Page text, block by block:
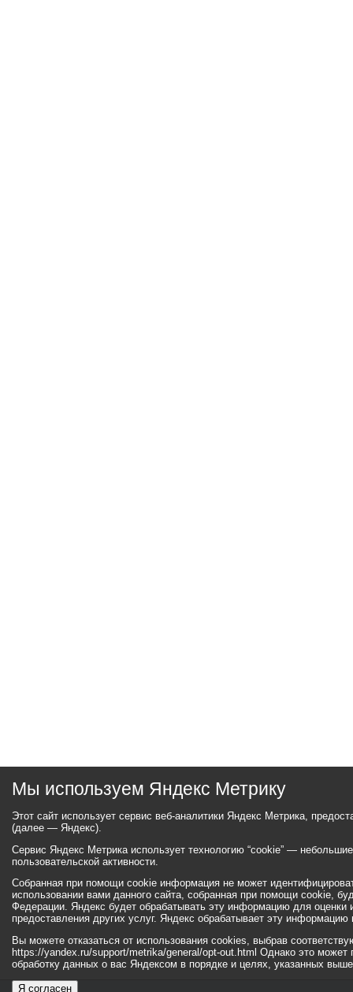
Мы используем Яндекс Метрику
Этот сайт использует сервис веб-аналитики Яндекс Метрика,
(далее — Яндекс).
Сервис Яндекс Метрика использует технологию “cookie” —
пользовательской активности.
Собранная при помощи cookie информация не может
использовании вами данного сайта, собранная при помощи cookie,
Федерации. Яндекс будет обрабатывать эту информацию для оценки
предоставления других услуг. Яндекс обрабатывает эту
Вы можете отказаться от использования cookies, выбрав
https://yandex.ru/support/metrika/general/opt-out.html Однако это может
обработку данных о вас Яндексом в порядке и целях, указанных
Я согласен